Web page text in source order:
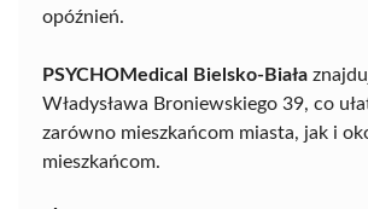
opóźnień.
PSYCHOMedical Bielsko-Biała
Władysława Broniewskiego 39, co
zarówno mieszkańcom miasta, jak i
mieszkańcom.